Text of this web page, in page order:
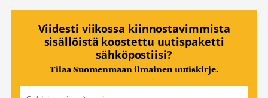
Viidesti viikossa kiinnostavimmista
sisällöistä koostettu uutispaketti
sähköpostiisi?
Tilaa Suomenmaan ilmainen uutiskirje.